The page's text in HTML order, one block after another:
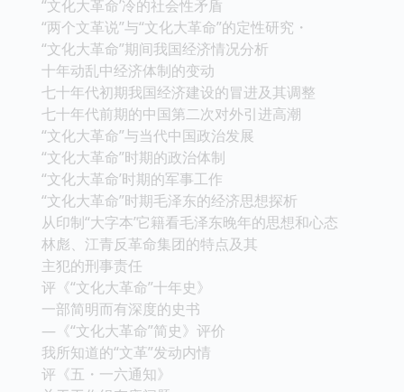
“文化大革命’冷的社会性矛盾
“两个文革说”与“文化大革命”的定性研究・
“文化大革命”期间我国经济情况分析
十年动乱中经济体制的变动
七十年代初期我国经济建设的冒进及其调整
七十年代前期的中国第二次对外引进高潮
“文化大革命”与当代中国政治发展
“文化大革命”时期的政治体制
“文化大革命’时期的军事工作
“文化大革命”时期毛泽东的经济思想探析
从印制“大字本’它籍看毛泽东晚年的思想和心态
林彪、江青反革命集团的特点及其
主犯的刑事责任
评《“文化大革命”十年史》
一部简明而有深度的史书
―《“文化大革命”简史》评价
我所知道的“文革”发动内情
评《五・一六通知》